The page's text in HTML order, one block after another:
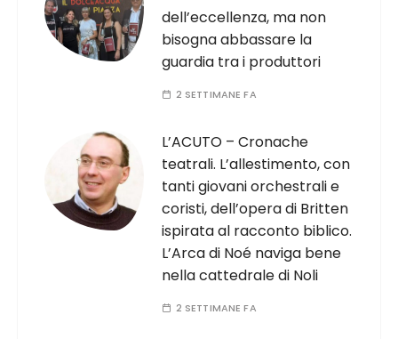
dell’eccellenza, ma non
bisogna abbassare la
guardia tra i produttori
2 SETTIMANE FA
L’ACUTO – Cronache
teatrali. L’allestimento, con
tanti giovani orchestrali e
coristi, dell’opera di Britten
ispirata al racconto biblico.
L’Arca di Noé naviga bene
nella cattedrale di Noli
2 SETTIMANE FA